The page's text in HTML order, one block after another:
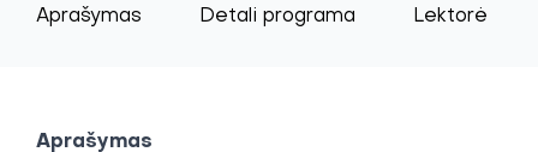
Aprašymas Detali programa Lektorė
Aprašymas